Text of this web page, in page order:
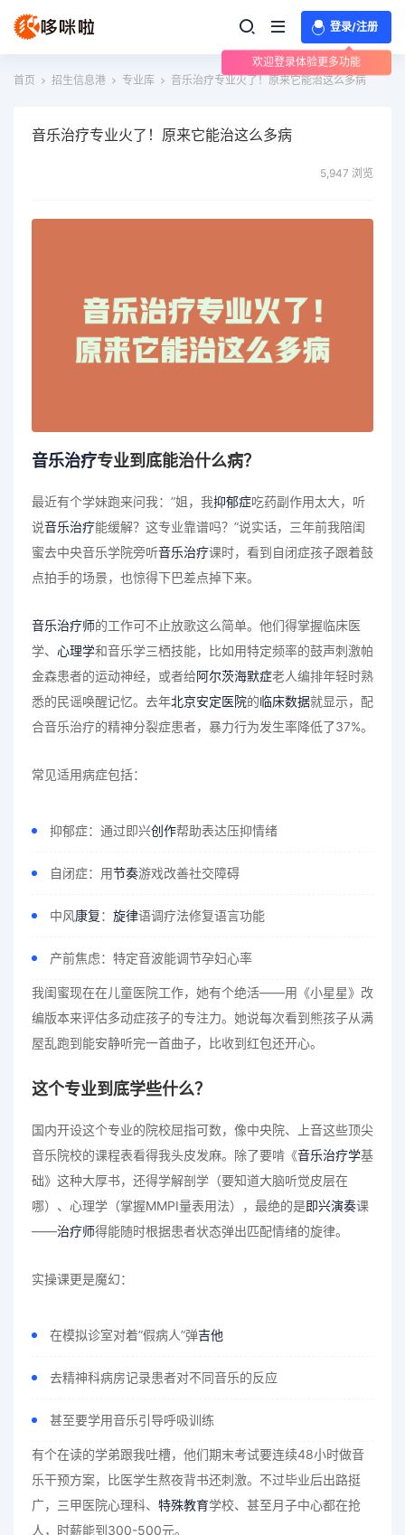
登录/注册
欢迎登录体验更多功能
首页
招生信息港 专业库 音乐治疗专业火了！原来它能治这么多病
音乐治疗专业火了！原来它能治这么多病
5,947 浏览
音乐治疗专业到底能治什么病？
最近有个学妹跑来问我：”姐，我抑郁症吃药副作用太大，听
说音乐治疗能缓解？这专业靠谱吗？”说实话，三年前我陪闺
蜜去中央音乐学院旁听音乐治疗课时，看到自闭症孩子跟着鼓
点拍手的场景，也惊得下巴差点掉下来。
音乐治疗师的工作可不止放歌这么简单。他们得掌握临床医
学、 心理学和音乐学三栖技能，比如用特定频率的鼓声刺激帕
金森患者的运动神经，或者给阿尔茨海默症老人编排年轻时熟
悉的民谣唤醒记忆。去年北京安定医院的临床数据就显示，配
合音乐治疗的精神分裂症患者，暴力行为发生率降低了37%。
常见适用病症包括：
抑郁症：通过即兴创作帮助表达压抑情绪
自闭症：用节奏游戏改善社交障碍
中风康复： 旋律语调疗法修复语言功能
产前焦虑：特定音波能调节孕妇心率
我闺蜜现在在儿童医院工作，她有个绝活——用《小星星》改
编版本来评估多动症孩子的专注力。她说每次看到熊孩子从满
屋乱跑到能安静听完一首曲子，比收到红包还开心。
这个专业到底学些什么？
国内开设这个专业的院校屈指可数，像中央院、上音这些顶尖
音乐院校的课程表看得我头皮发麻。除了要啃《音乐治疗学基
础》这种大厚书，还得学解剖学（要知道大脑听觉皮层在
哪）、心理学（掌握MMPI量表用法），最绝的是即兴演奏课
——治疗师得能随时根据患者状态弹出匹配情绪的旋律。
实操课更是魔幻：
在模拟诊室对着”假病人”弹吉他
去精神科病房记录患者对不同音乐的反应
甚至要学用音乐引导呼吸训练
有个在读的学弟跟我吐槽，他们期末考试要连续48小时做音
乐干预方案，比医学生熬夜背书还刺激。不过毕业后出路挺
广，三甲医院心理科、 特殊教育学校、甚至月子中心都在抢
人，时薪能到300-500元。